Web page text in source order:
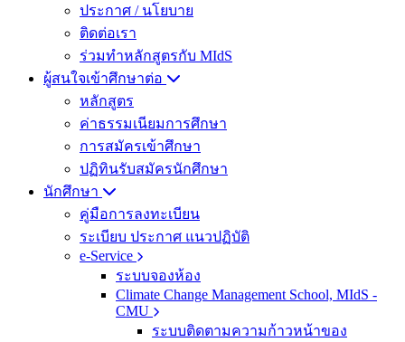
ประกาศ / นโยบาย
ติดต่อเรา
ร่วมทำหลักสูตรกับ MIdS
ผู้สนใจเข้าศึกษาต่อ
หลักสูตร
ค่าธรรมเนียมการศึกษา
การสมัครเข้าศึกษา
ปฏิทินรับสมัครนักศึกษา
นักศึกษา
คู่มือการลงทะเบียน
ระเบียบ ประกาศ แนวปฏิบัติ
e-Service
ระบบจองห้อง
Climate Change Management School, MIdS -
CMU
ระบบติดตามความก้าวหน้าของ